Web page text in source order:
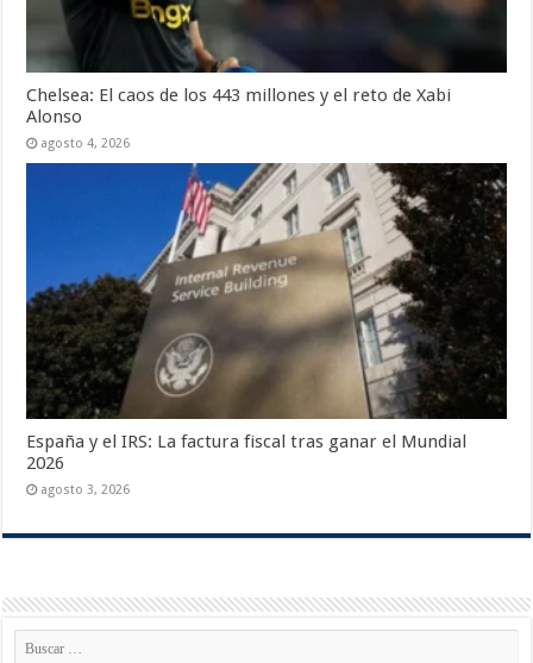
Chelsea: El caos de los 443 millones y el reto de Xabi
Alonso
agosto 4, 2026
España y el IRS: La factura fiscal tras ganar el Mundial
2026
agosto 3, 2026